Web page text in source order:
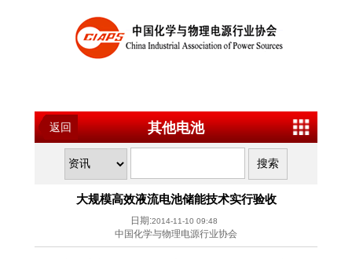
返回 其他电池
大规模高效液流电池储能技术实行验收
日期:2014-11-10 09:48
中国化学与物理电源行业协会